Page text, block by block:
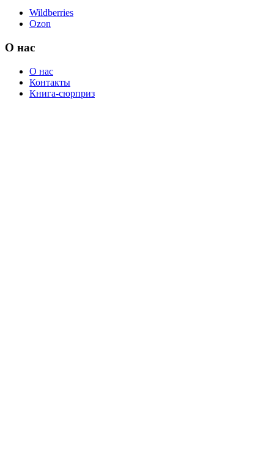
Wildberries
Ozon
О нас
О нас
Контакты
Книга-сюрприз